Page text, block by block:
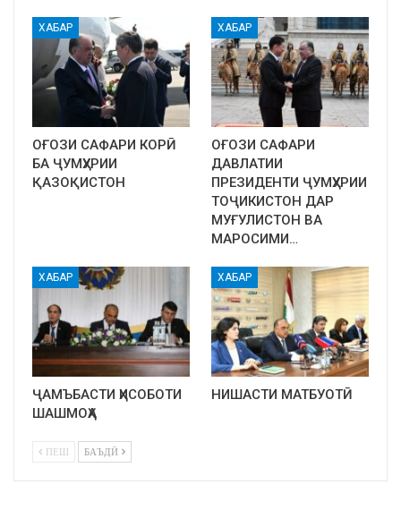
ХАБАР
ОҒОЗИ САФАРИ КОРӢ
БА ҶУМҲУРИИ
ҚАЗОҚИСТОН
ХАБАР
ОҒОЗИ САФАРИ
ДАВЛАТИИ
ПРЕЗИДЕНТИ ҶУМҲУРИИ
ТОҶИКИСТОН ДАР
МУҒУЛИСТОН ВА
МАРОСИМИ…
ХАБАР
ҶАМЪБАСТИ ҲИСОБОТИ
ШАШМОҲА
ХАБАР
НИШАСТИ МАТБУОТӢ
ПЕШ БАЪДӢ